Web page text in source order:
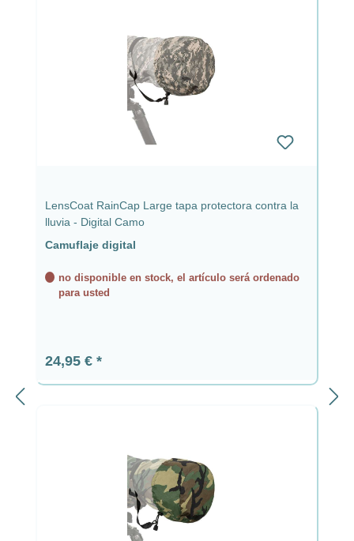
LensCoat RainCap Large tapa protectora contra la
lluvia - Digital Camo
Camuflaje digital
no disponible en stock, el artículo será ordenado
para usted
Precio normal:
24,95 €